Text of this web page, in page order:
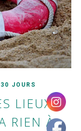
JOURS
LIEUX,
RIEN À